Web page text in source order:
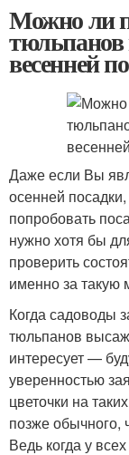
Можно ли
тюльпанов
весенней
Даже если Вы
осенней
попробовать
нужно хотя бы
проверить
именно за такую
Когда садоводы
тюльпанов
интересует —
уверенностью
цветочки на
позже обычного,
Ведь когда у